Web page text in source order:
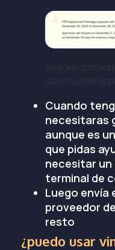
Cuando
necesitaras
aunque es
que pidas
necesitar un
terminal de
Luego
proveedor
resto
¿puedo usar